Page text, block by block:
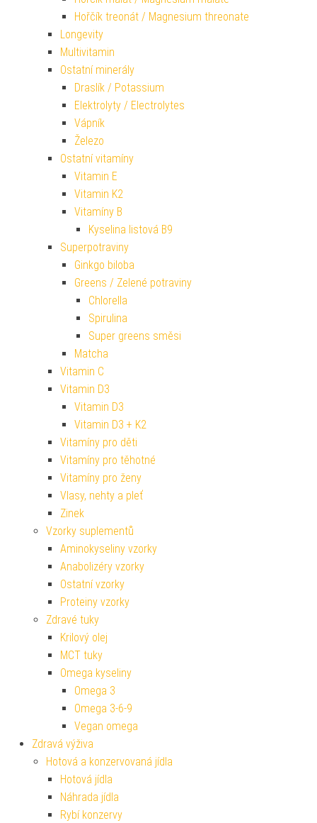
Hořčík treonát / Magnesium threonate
Longevity
Multivitamin
Ostatní minerály
Draslík / Potassium
Elektrolyty / Electrolytes
Vápník
Železo
Ostatní vitamíny
Vitamin E
Vitamin K2
Vitamíny B
Kyselina listová B9
Superpotraviny
Ginkgo biloba
Greens / Zelené potraviny
Chlorella
Spirulina
Super greens směsi
Matcha
Vitamin C
Vitamin D3
Vitamin D3
Vitamin D3 + K2
Vitamíny pro děti
Vitamíny pro těhotné
Vitamíny pro ženy
Vlasy, nehty a pleť
Zinek
Vzorky suplementů
Aminokyseliny vzorky
Anabolizéry vzorky
Ostatní vzorky
Proteiny vzorky
Zdravé tuky
Krilový olej
MCT tuky
Omega kyseliny
Omega 3
Omega 3-6-9
Vegan omega
Zdravá výživa
Hotová a konzervovaná jídla
Hotová jídla
Náhrada jídla
Rybí konzervy